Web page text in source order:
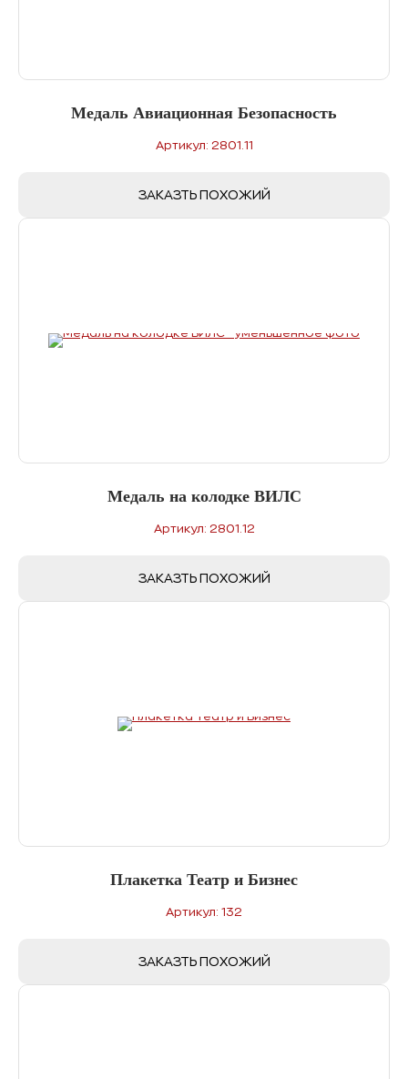
Медаль Авиационная Безопасность
Артикул: 2801.11
ЗАКАЗТЬ ПОХОЖИЙ
Медаль на колодке ВИЛС
Артикул: 2801.12
ЗАКАЗТЬ ПОХОЖИЙ
Плакетка Театр и Бизнес
Артикул: 132
ЗАКАЗТЬ ПОХОЖИЙ